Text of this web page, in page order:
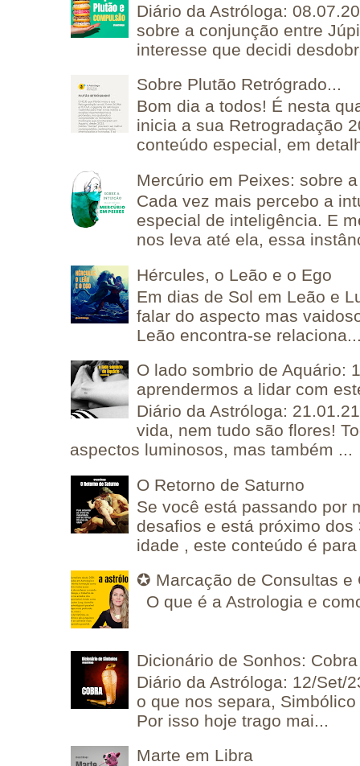
Diário da Astróloga:
sobre a conjunção entre
interesse que decidi
Sobre Plutão Retrógrado...
Bom dia a todos! É nesta
inicia a sua Retrogradação
conteúdo especial, em
Mercúrio em Peixes: sobre
Cada vez mais percebo a
especial de inteligência. E
nos leva até ela, essa
Hércules, o Leão e o Ego
Em dias de Sol em Leão e
falar do aspecto mas
Leão encontra-se
O lado sombrio de Aquário:
aprendermos a lidar com
Diário da Astróloga:
vida, nem tudo são flores!
aspectos luminosos, mas também ...
O Retorno de Saturno
Se você está passando por
desafios e está próximo
idade , este conteúdo é
✪ Marcação de Consultas e
O que é a Astrologia e
Dicionário de Sonhos: Cobra
Diário da Astróloga: 12/Set/
o que nos separa,
Por isso hoje trago mai...
Marte em Libra